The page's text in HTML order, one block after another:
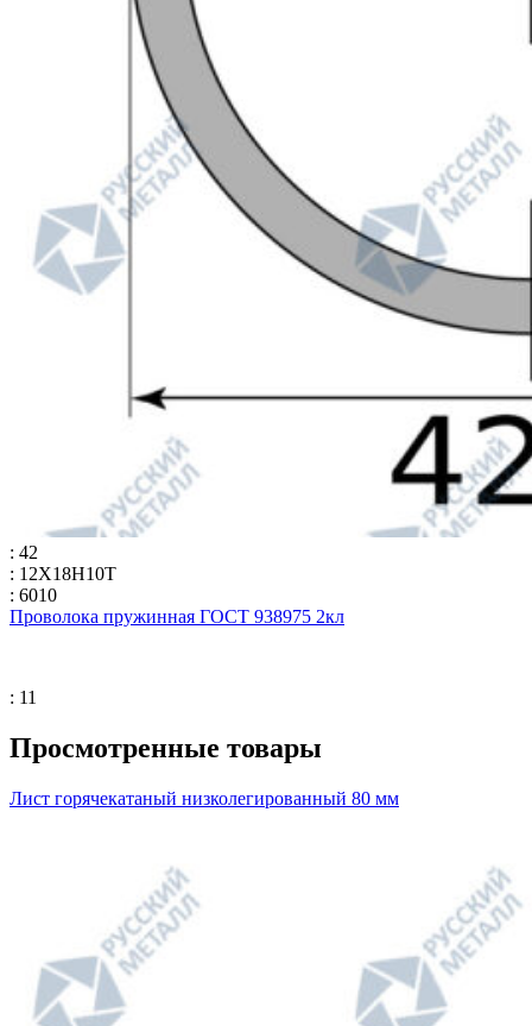
: 42
: 12Х18Н10Т
: 6010
Проволока пружинная ГОСТ 938975 2кл
: 11
Просмотренные товары
Лист горячекатаный низколегированный 80 мм